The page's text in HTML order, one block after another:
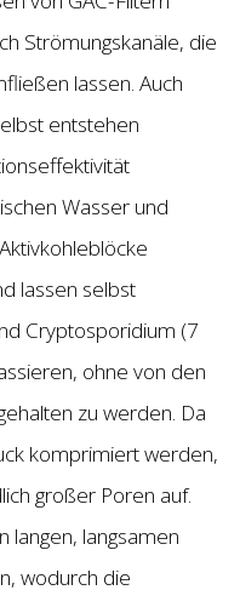
Strömungskanäle, die
lassen. Auch
entstehen
Wasser und
lassen selbst
Cryptosporidium (7
ohne von den
zu werden. Da
komprimiert werden,
großer Poren auf.
langen, langsamen
wodurch die
zu öffnen